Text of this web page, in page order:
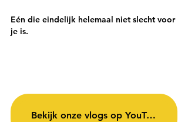
Eén die eindelijk helemaal niet slecht voor
je is.
Bekijk onze vlogs op YouTube!